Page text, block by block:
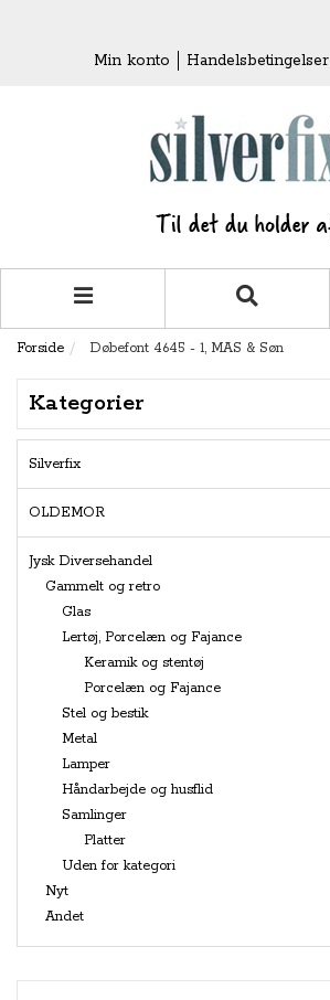
Min konto Handelsbetingelser
Forside Døbefont 4645 - 1, MAS & Søn
Kategorier
Silverfix
OLDEMOR
Jysk Diversehandel
Gammelt og retro
Glas
Lertøj, Porcelæn og Fajance
Keramik og stentøj
Porcelæn og Fajance
Stel og bestik
Metal
Lamper
Håndarbejde og husflid
Samlinger
Platter
Uden for kategori
Nyt
Andet